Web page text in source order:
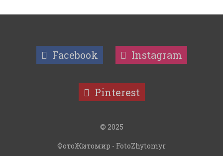
Facebook Instagram
Pinterest
© 2025
ФотоЖитомир - FotoZhytomyr